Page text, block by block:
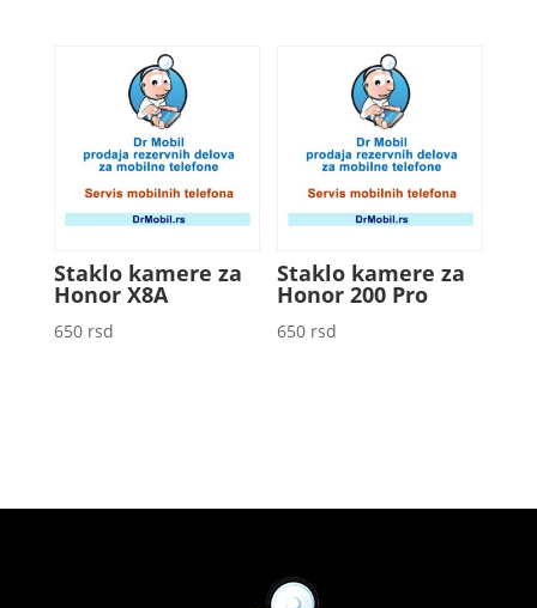
Staklo kamere za
Honor X8A
650 rsd
Staklo kamere za
Honor 200 Pro
650 rsd